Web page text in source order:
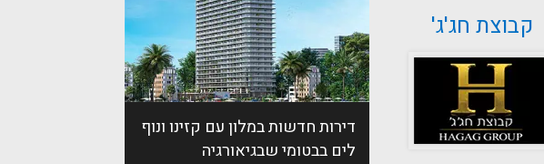
קבוצת חג'ג'
דירות חדשות במלון עם קזינו ונוף
לים בבטומי שבגיאורגיה